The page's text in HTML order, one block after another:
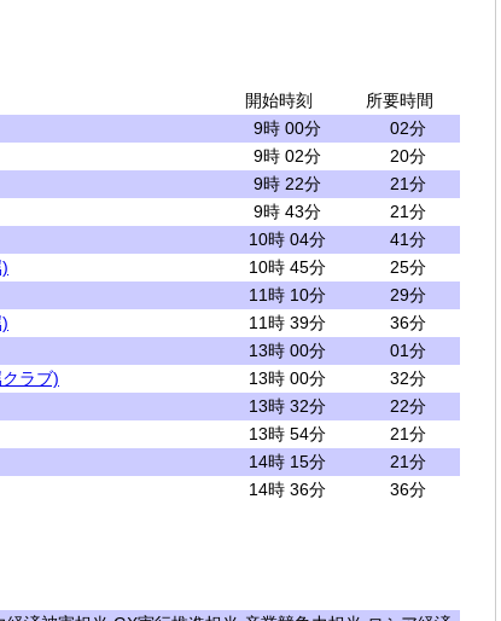
開始時刻
所要時間
9時 00分
02分
9時 02分
20分
9時 22分
21分
9時 43分
21分
10時 04分
41分
10時 45分
25分
11時 10分
29分
11時 39分
36分
13時 00分
01分
ラブ)
13時 00分
32分
13時 32分
22分
13時 54分
21分
14時 15分
21分
14時 36分 36分